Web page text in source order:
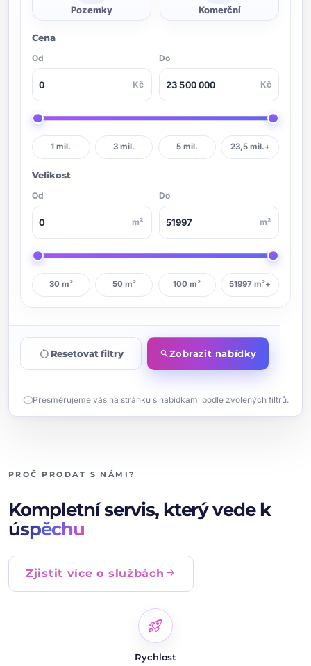
Pozemky Komerční
Cena
Od
Kč
Do
Kč
1 mil. 3 mil. 5 mil. 23,5 mil.+
Velikost
Od
m²
Do
m²
30 m² 50 m² 100 m² 51997 m²+
restart_alt Resetovat filtry searchZobrazit nabídky
infoPřesměrujeme vás na stránku s nabídkami podle zvolených filtrů.
PROČ PRODAT S NÁMI?
Kompletní servis, který vede k
úspěchu
Zjistit více o službách arrow_forward
rocket_launch
Rychlost